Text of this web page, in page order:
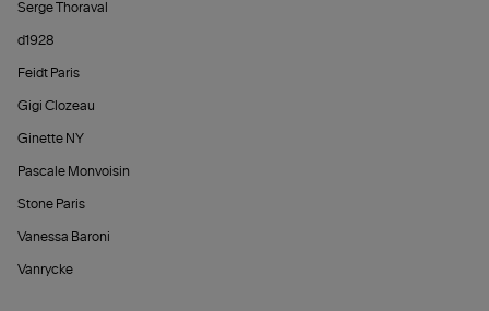
Serge Thoraval
d1928
Feidt Paris
Gigi Clozeau
Ginette NY
Pascale Monvoisin
Stone Paris
Vanessa Baroni
Vanrycke